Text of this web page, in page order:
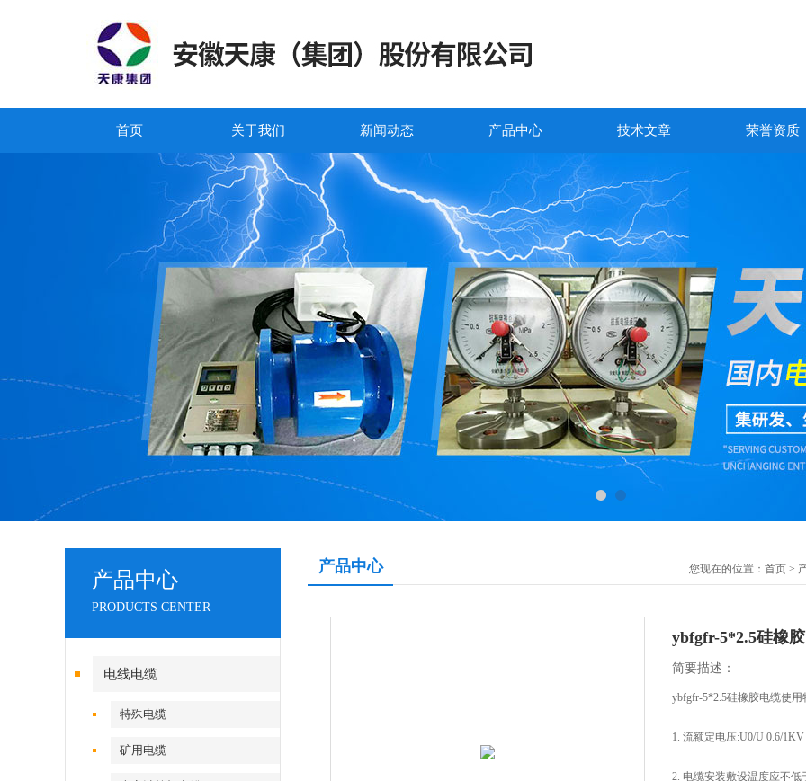
首页 关于我们 新闻动态 产品中心 技术文章 荣誉资质
产品中心
PRODUCTS CENTER
电线电缆
特殊电缆
矿用电缆
产品中心 您现在的位置： 首页 >
ybfgfr-5*2.5硅橡
简要描述：
ybfgfr-5*2.5硅橡胶电缆使用
1. 流额定电压:U0/U 0.6/
2. 电缆安装敷设温度应不低